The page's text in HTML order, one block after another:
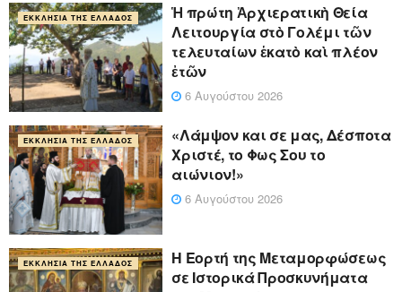
ΕΚΚΛΗΣΊΑ ΤΗΣ ΕΛΛΆΔΟΣ
Ἡ πρώτη Ἀρχιερατικὴ Θεία
Λειτουργία στὸ Γολέμι τῶν
τελευταίων ἑκατὸ καὶ πλέον
ἐτῶν
6 Αυγούστου 2026
ΕΚΚΛΗΣΊΑ ΤΗΣ ΕΛΛΆΔΟΣ
«Λάμψον και σε μας, Δέσποτα
Χριστέ, το Φως Σου το
αιώνιον!»
6 Αυγούστου 2026
ΕΚΚΛΗΣΊΑ ΤΗΣ ΕΛΛΆΔΟΣ
Η Εορτή της Μεταμορφώσεως
σε Ιστορικά Προσκυνήματα